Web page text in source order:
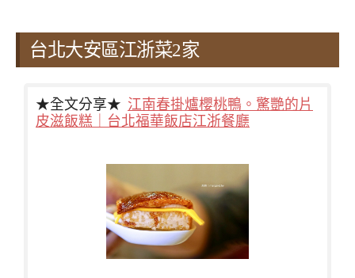
台北大安區江浙菜2家
★全文分享★ 江南春掛爐櫻桃鴨。驚艷的片
皮滋飯糕｜台北福華飯店江浙餐廳